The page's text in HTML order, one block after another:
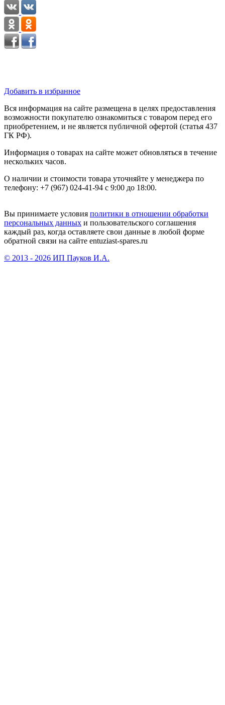
Добавить в избранное
Вся информация на сайте размещена в целях предоставления
возможности покупателю ознакомиться с товаром перед его
приобретением, и не является публичной офертой (статья 437
ГК РФ).
Информация о товарах на сайте может обновляться в течение
нескольких часов.
О наличии и стоимости товара уточняйте у менеджера по
телефону: +7 (967) 024-41-94 с 9:00 до 18:00.
Вы принимаете условия политики в отношении обработки
персональных данных и пользовательского соглашения
каждый раз, когда оставляете свои данные в любой форме
обратной связи на сайте entuziast-spares.ru
© 2013 - 2026 ИП Пауков И.А.